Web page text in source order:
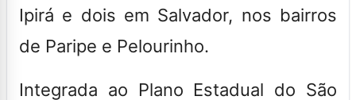
Ipirá e dois em Salvador, nos bairros
de Paripe e Pelourinho.
Integrada ao Plano Estadual do São